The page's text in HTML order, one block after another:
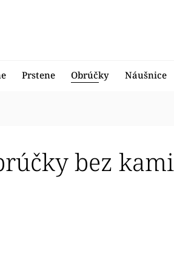
Prstene Obrúčky Náušnice
bez